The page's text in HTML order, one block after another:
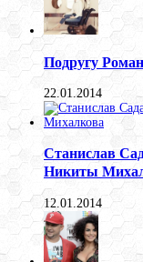
Подругу
22.01.2014
Станислав
Никиты
12.01.2014